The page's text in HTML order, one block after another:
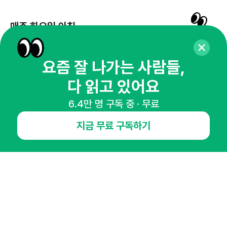
매주 화요일 아침,
마케팅 감각을 깨워 드릴게요!
65,043명의 마케터를 성장시키는 뉴스레터
뉴스레터 구독하기
오픈애즈란 공지사항 제휴문의
인사이터 신청
요즘 잘 나가는 사람들,
다 읽고 있어요
6.4만 명 구독 중 · 무료
지금 무료 구독하기